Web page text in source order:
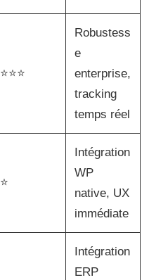
⭐⭐⭐
Robustess
e
enterprise,
tracking
temps réel
⭐
Intégration
WP
native, UX
immédiate
Intégration
ERP